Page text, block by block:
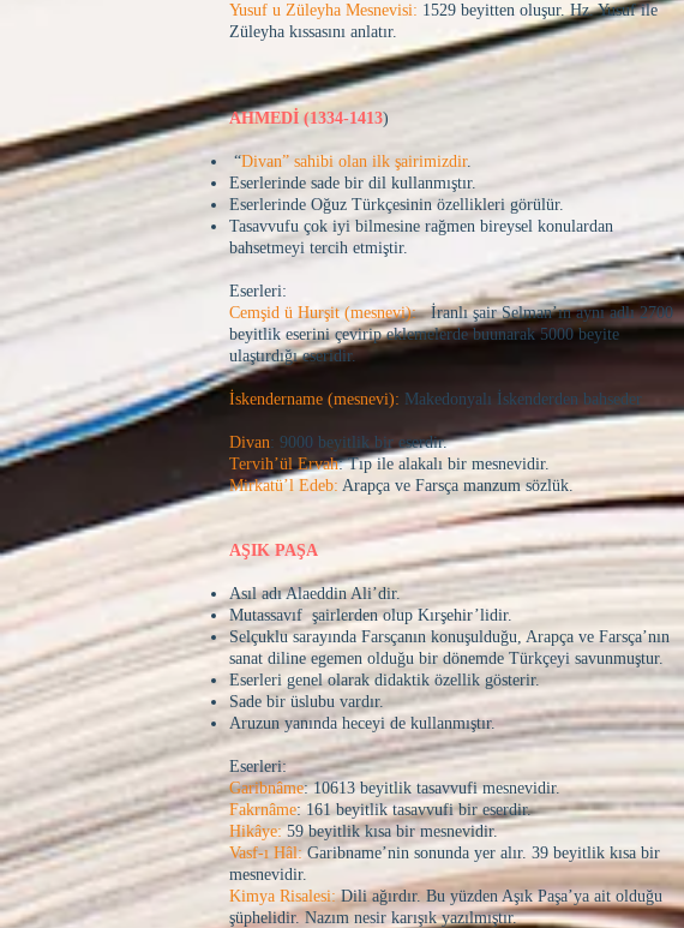
Yusuf u Züleyha Mesnevisi: 1529 beyitten oluşur. Hz. Yusuf ile
Züleyha kıssasını anlatır.
AHMEDİ (1334-1413)
“Divan” sahibi olan ilk şairimizdir.
Eserlerinde sade bir dil kullanmıştır.
Eserlerinde Oğuz Türkçesinin özellikleri görülür.
Tasavvufu çok iyi bilmesine rağmen bireysel konulardan
bahsetmeyi tercih etmiştir.
Eserleri:
Cemşid ü Hurşit (mesnevi):İranlı şair Selman’ın aynı adlı 2700
beyitlik eserini çevirip eklemelerde buunarak 5000 beyite
ulaştırdığı eseridir.
İskendername (mesnevi): Makedonyalı İskenderden bahseder
Divan: 9000 beyitlik bir eserdir.
Tervih’ül Ervah: Tıp ile alakalı bir mesnevidir.
Mirkatü’l Edeb: Arapça ve Farsça manzum sözlük.
AŞIK PAŞA
Asıl adı Alaeddin Ali’dir.
Mutassavıf şairlerden olup Kırşehir’lidir.
Selçuklu sarayında Farsçanın konuşulduğu, Arapça ve Farsça’nın
sanat diline egemen olduğu bir dönemde Türkçeyi savunmuştur.
Eserleri genel olarak didaktik özellik gösterir.
Sade bir üslubu vardır.
Aruzun yanında heceyi de kullanmıştır.
Eserleri:
Garibnâme: 10613 beyitlik tasavvufi mesnevidir.
Fakrnâme: 161 beyitlik tasavvufi bir eserdir.
Hikâye:59 beyitlik kısa bir mesnevidir.
Vasf-ı Hâl:Garibname’nin sonunda yer alır. 39 beyitlik kısa bir
mesnevidir.
Kimya Risalesi:Dili ağırdır. Bu yüzden Aşık Paşa’ya ait olduğu
şüphelidir. Nazım nesir karışık yazılmıştır.